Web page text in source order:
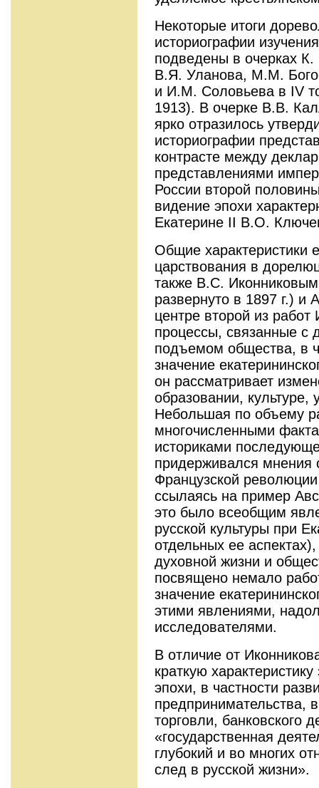
Некоторые итоги
историографии
подведены в очерках
В.Я. Уланова, М.М.
и И.М. Соловьева в IV
1913). В очерке В.В.
ярко отразилось
историографии
контрасте между
представлениями
России второй
видение эпохи
Екатерине II В.О.
Общие характеристики
царствования в
также B.C.
развернуто в 1897 г.)
центре второй из
процессы, связанные с
подъемом общества, в
значение
он рассматривает
образовании, культуре,
Небольшая по объему
многочисленными
историками
придерживался мнения
Французской
ссылаясь на пример
это было всеобщим
русской культуры при
отдельных ее
духовной жизни и
посвящено немало
значение
этими явлениями,
исследователями.
В отличие от
краткую
эпохи, в частности
предпринимательства,
торговли, банковского
«государственная
глубокий и во многих
след в русской жизни».